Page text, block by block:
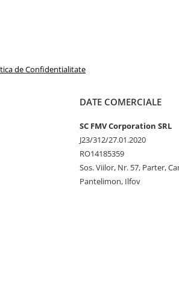
de Confidentialitate
DATE COMERCIALE
SC FMV Corporation SRL
J23/312/27.01.2020
RO14185359
Sos. Viilor, Nr. 57, Parter,
Pantelimon, Ilfov